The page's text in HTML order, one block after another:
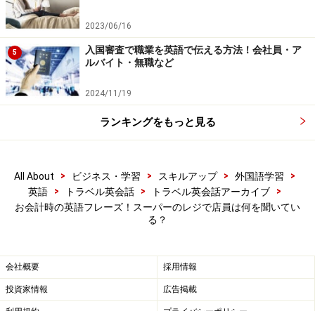
「通貨」はcurrencyと言います
外国で買い物に行ってレジに立ったとき、まず聞いてみ
たいのはこんなことでしょうか。
（ドゥユーアクセプトクレディトカード）
これは英語のネイティブがごく普通に使う言い方です
尋ねるときも、Do you accept ～?またはこのCan I pay
～?を使って、こんなふうに言います。
2023/06/16
5
入国審査で職業を英語で伝える方法！会社員・ア
ルバイト・無職など
2024/11/19
ランキングをもっと見る
All About > ビジネス・学習 > スキルアップ > 外国語学習
>
英語
> トラベル英会話 > トラベル英会話アーカイブ
>
お会計時の英語フレーズ！スーパーのレジで店員は何を聞いてい
る？
会社概要 採用情報
投資家情報 広告掲載